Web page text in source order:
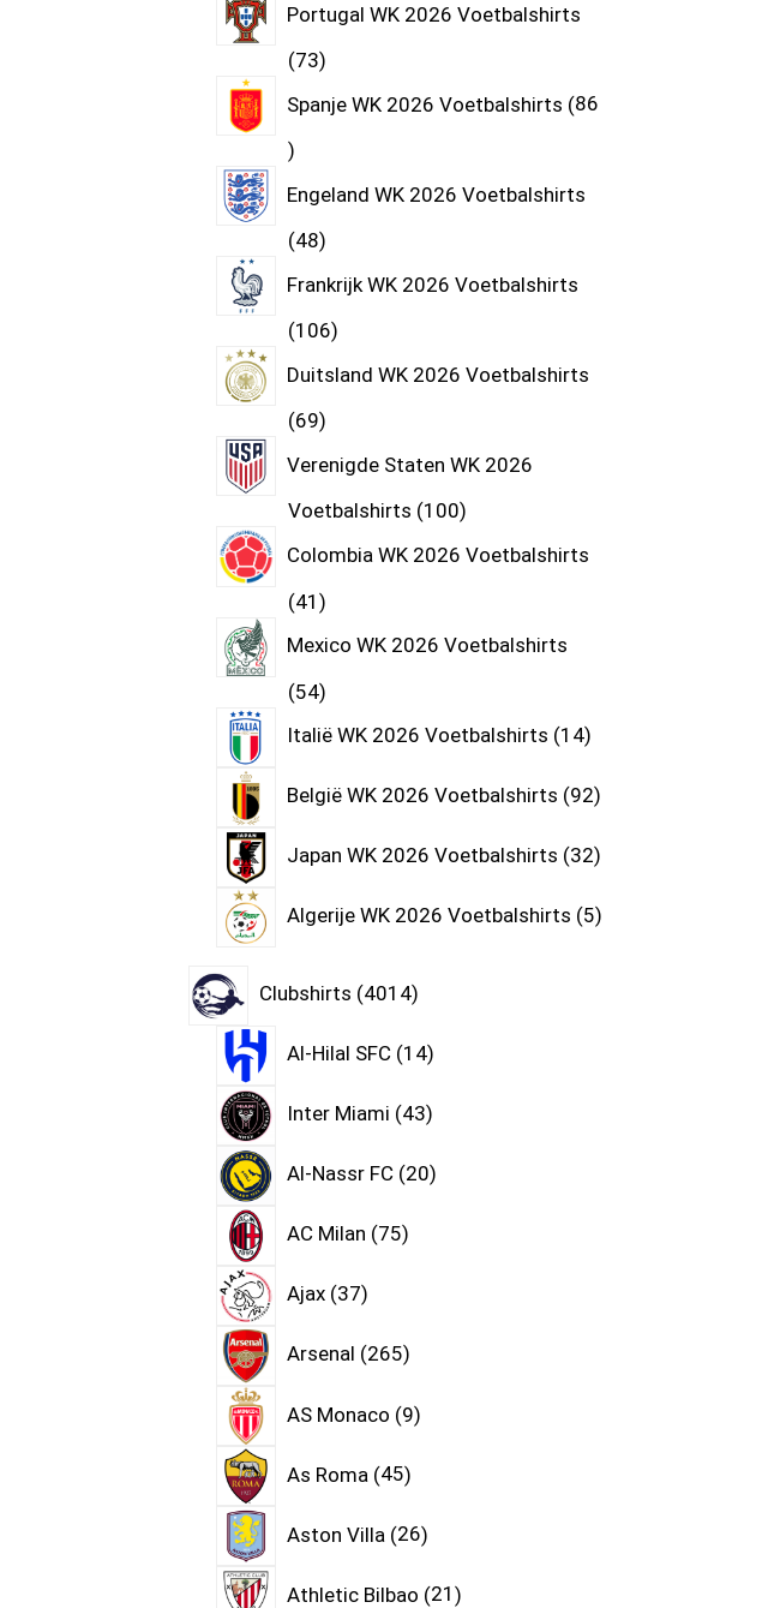
Portugal WK 2026 Voetbalshirts
73
Spanje WK 2026 Voetbalshirts 86
Engeland WK 2026 Voetbalshirts
48
Frankrijk WK 2026 Voetbalshirts
106
Duitsland WK 2026 Voetbalshirts
69
Verenigde Staten WK 2026
Voetbalshirts 100
Colombia WK 2026 Voetbalshirts
41
Mexico WK 2026 Voetbalshirts
54
Italië WK 2026 Voetbalshirts 14
België WK 2026 Voetbalshirts 92
Japan WK 2026 Voetbalshirts 32
Algerije WK 2026 Voetbalshirts 5
Clubshirts 4014
Al-Hilal SFC 14
Inter Miami 43
Al-Nassr FC 20
AC Milan 75
Ajax 37
Arsenal 265
AS Monaco 9
As Roma 45
Aston Villa 26
Athletic Bilbao 21